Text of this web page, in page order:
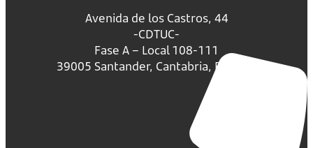
Avenida de los Castros, 44
-CDTUC-
Fase A – Local 108-111
39005 Santander, Cantabria, España.